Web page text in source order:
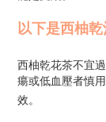
以下是西柚乾
西柚乾花茶不宜
瘍或低血壓者慎
效。